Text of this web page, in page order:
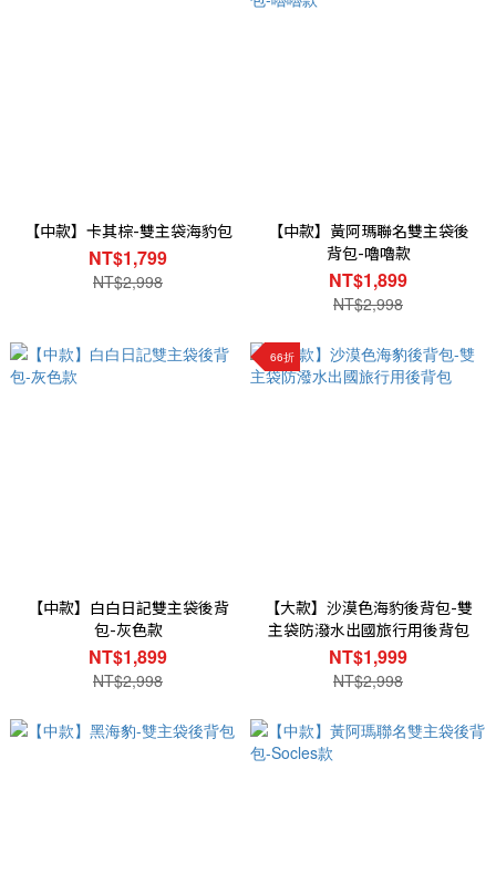
【中款】卡其棕-雙主袋海豹包
NT$1,799
NT$2,998
【中款】黃阿瑪聯名雙主袋後
背包-嚕嚕款
NT$1,899
NT$2,998
【中款】白白日記雙主袋後背
包-灰色款
NT$1,899
NT$2,998
66折
【大款】沙漠色海豹後背包-雙
主袋防潑水出國旅行用後背包
NT$1,999
NT$2,998